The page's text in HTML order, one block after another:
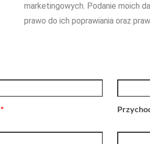
marketingowych. Podanie moich
prawo do ich poprawiania oraz
*